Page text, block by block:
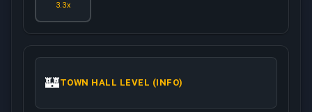
3.3x
🏰TOWN HALL LEVEL (INFO)